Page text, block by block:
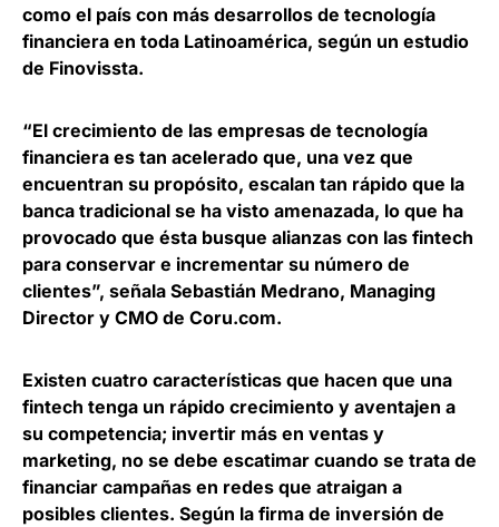
como el país con más desarrollos de tecnología
financiera en toda Latinoamérica, según un estudio
de Finovissta.
“El crecimiento de las empresas de tecnología
financiera es tan acelerado que, una vez que
encuentran su propósito, escalan tan rápido que la
banca tradicional se ha visto amenazada, lo que ha
provocado que ésta busque alianzas con las fintech
para conservar e incrementar su número de
clientes”, señala Sebastián Medrano, Managing
Director y CMO de Coru.com.
Existen cuatro características que hacen que una
fintech tenga un rápido crecimiento y aventajen a
su competencia; invertir más en ventas y
marketing, no se debe escatimar cuando se trata de
financiar campañas en redes que atraigan a
posibles clientes. Según la firma de inversión de